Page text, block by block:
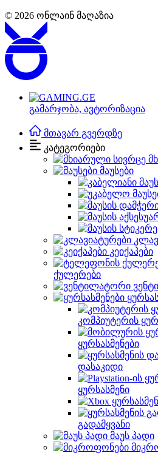
© 2026 ონლაინ მაღაზია
გამარჯობა, ავტორიზაცია
მთავარ გვერდზე
კატეგორიები
მაუსები
კეიქაპები
ქულერები
კომპიუტერის
ყურსასმენები
დასაკიდი
ყურსასმენი
გადამყვანი
მაუს პადი